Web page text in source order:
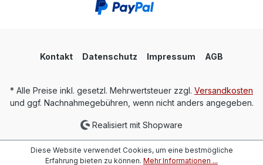
Kontakt Datenschutz Impressum AGB
* Alle Preise inkl. gesetzl. Mehrwertsteuer zzgl. Versandkosten
und ggf. Nachnahmegebühren, wenn nicht anders angegeben.
Realisiert mit Shopware
Diese Website verwendet Cookies, um eine bestmögliche
Erfahrung bieten zu können. Mehr Informationen ...